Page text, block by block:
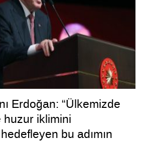
Erdoğan: “Ülkemizde
iklimini
bu adımın